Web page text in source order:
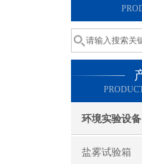
环境实验设备
盐雾试验箱